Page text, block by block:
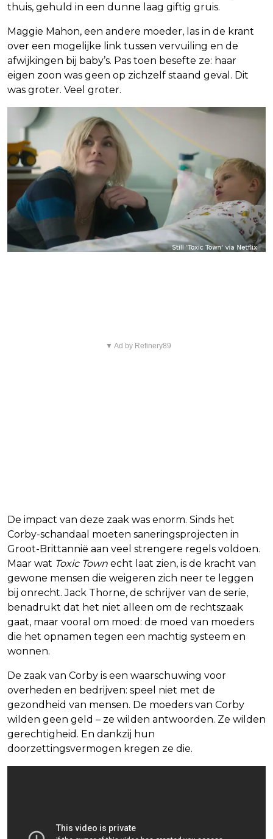
thuis, gehuld in een dunne laag giftig gruis.
Maggie Mahon, een andere moeder, las in de krant
over een mogelijke link tussen vervuiling en de
afwijkingen bij baby’s. Pas toen besefte ze: haar
eigen zoon was geen op zichzelf staand geval. Dit
was groter. Veel groter.
▼ Ad by Refinery89
De impact van deze zaak was enorm. Sinds het
Corby-schandaal moeten saneringsprojecten in
Groot-Brittannië aan veel strengere regels voldoen.
Maar wat Toxic Town echt laat zien, is de kracht van
gewone mensen die weigeren zich neer te leggen
bij onrecht. Jack Thorne, de schrijver van de serie,
benadrukt dat het niet alleen om de rechtszaak
gaat, maar vooral om moed: de moed van moeders
die het opnamen tegen een machtig systeem en
wonnen.
De zaak van Corby is een waarschuwing voor
overheden en bedrijven: speel niet met de
gezondheid van mensen. De moeders van Corby
wilden geen geld – ze wilden antwoorden. Ze wilden
gerechtigheid. En dankzij hun
doorzettingsvermogen kregen ze die.